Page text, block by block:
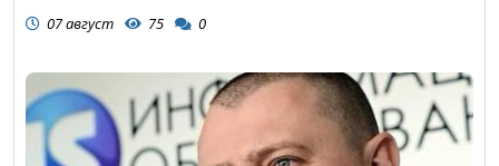
07 август 75 0